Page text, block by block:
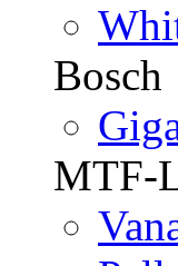
Bosch
MTF-